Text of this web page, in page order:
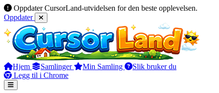
Oppdater CursorLand-utvidelsen for den beste opplevelsen.
Oppdater
Hjem Samlinger Min Samling
Slik bruker du
Legg til i Chrome